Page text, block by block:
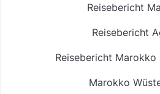
Reisebericht
Reisebericht
Reisebericht Marokko
Marokko